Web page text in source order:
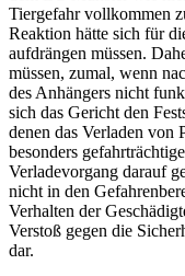
Tiergefahr vollkommen
Reaktion hätte sich für
aufdrängen müssen.
müssen, zumal, wenn
des Anhängers nicht
sich das Gericht den
denen das Verladen von
besonders
Verladevorgang darauf
nicht in den
Verhalten der
Verstoß gegen die
dar.